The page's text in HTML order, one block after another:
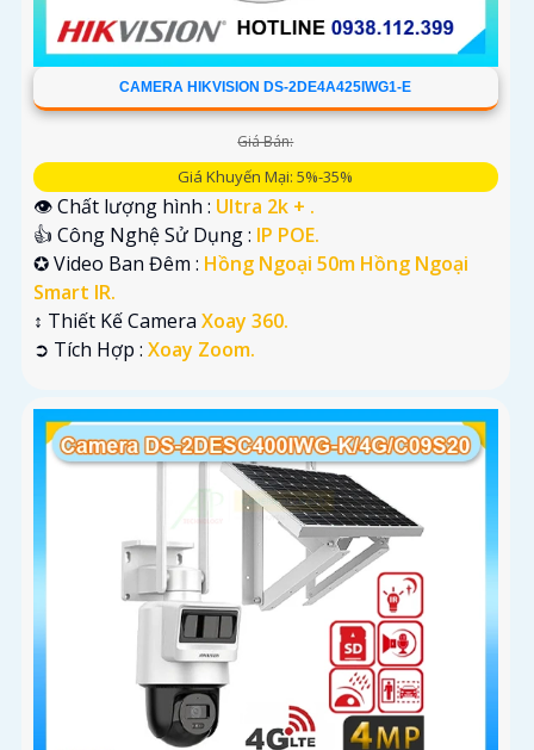
CAMERA HIKVISION DS-2DE4A425IWG1-E
Giá Bán:
Giá Khuyến Mại: 5%-35%
👁 Chất lượng hình : Ultra 2k + .
👍 Công Nghệ Sử Dụng : IP POE.
✪ Video Ban Đêm : Hồng Ngoại 50m Hồng Ngoại
Smart IR.
↕️ Thiết Kế Camera Xoay 360.
️➲ Tích Hợp : Xoay Zoom.